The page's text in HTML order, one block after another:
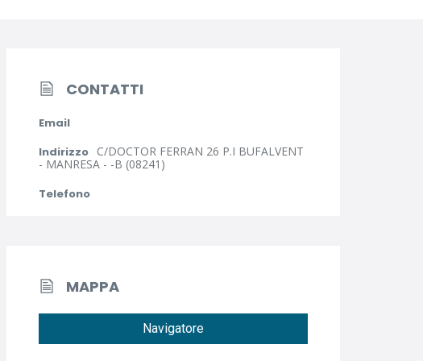
CONTATTI
Email
Indirizzo C/DOCTOR FERRAN 26 P.I BUFALVENT
- MANRESA - -B (08241)
Telefono
MAPPA
Navigatore